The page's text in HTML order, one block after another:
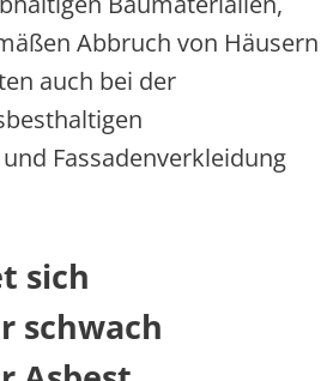
Abbruch von Häusern
auch bei der
Fassadenverkleidung
sich
schwach